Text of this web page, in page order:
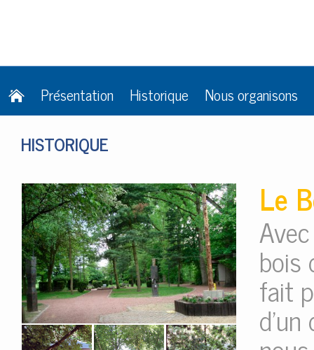
Présentation Historique Nous organisons
HISTORIQUE
Le
bois
fait
d'un